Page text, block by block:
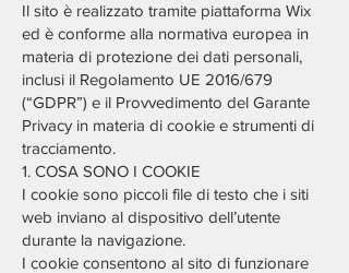
Il sito è realizzato tramite piattaforma Wix
ed è conforme alla normativa europea in
materia di protezione dei dati personali,
inclusi il Regolamento UE 2016/679
(“GDPR”) e il Provvedimento del Garante
Privacy in materia di cookie e strumenti di
tracciamento.
1. COSA SONO I COOKIE
I cookie sono piccoli file di testo che i siti
web inviano al dispositivo dell’utente
durante la navigazione.
I cookie consentono al sito di funzionare